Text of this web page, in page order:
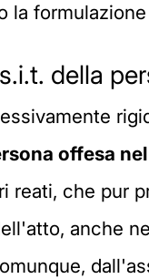
la
della
offesa
reati, che pur
anche